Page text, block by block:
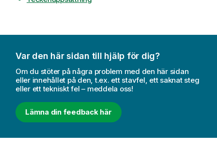
Var den här sidan till hjälp för dig?
Om du stöter på några problem med den här sidan
eller innehållet på den, t.ex. ett stavfel, ett saknat steg
eller ett tekniskt fel – meddela oss!
Lämna din feedback här